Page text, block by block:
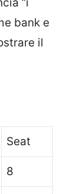
“i
bank e
il
Seat
8